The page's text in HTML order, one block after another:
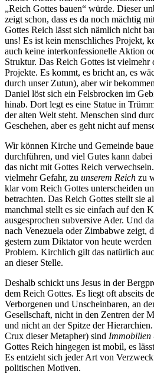
„Reich Gottes bauen“ würde. Dieser
zeigt schon, dass es da noch mächtig
Gottes Reich lässt sich nämlich nicht
uns! Es ist kein menschliches Projekt,
auch keine interkonfessionelle Aktion
Struktur. Das Reich Gottes ist
Projekte. Es kommt, es bricht an, es
durch unser Zutun), aber wir
Daniel löst sich ein Felsbrocken im
hinab. Dort legt es eine Statue in
der alten Welt steht. Menschen sind
Geschehen, aber es geht nicht auf
Wir können Kirche und Gemeinde
durchführen, und viel Gutes kann
das nicht mit Gottes Reich
vielmehr Gefahr, zu unserem Reich zu
klar vom Reich Gottes unterscheiden
betrachten. Das Reich Gottes stellt sie
manchmal stellt es sie einfach auf den
ausgesprochen subversive Ader. Und
nach Venezuela oder Zimbabwe zeigt,
gestern zum Diktator von heute
Problem. Kirchlich gilt das natürlich
an dieser Stelle.
Deshalb schickt uns Jesus in der
dem Reich Gottes. Es liegt oft abseits
Verborgenen und Unscheinbaren, an
Gesellschaft, nicht in den Zentren der
und nicht an der Spitze der
Crux dieser Metapher) sind Immobilien
Gottes Reich hingegen ist mobil, es
Es entzieht sich jeder Art von
politischen Motiven.